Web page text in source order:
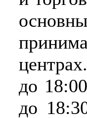
до
до